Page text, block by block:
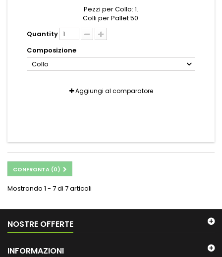
Pezzi per Collo: 1.
Colli per Pallet 50.
Quantity
Composizione
Collo
Aggiungi al comparatore
CONFRONTA (0)
Mostrando 1 - 7 di 7 articoli
NOSTRE OFFERTE
INFORMAZIONI